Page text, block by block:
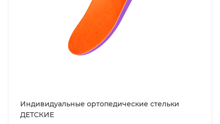
Индивидуальные ортопедические стельки
ДЕТСКИЕ